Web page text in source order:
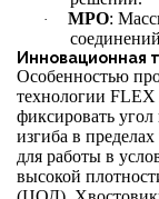
· MPO:
Инновационная
Особенностью
технологии
фиксировать
изгиба в
для работы в
высокой